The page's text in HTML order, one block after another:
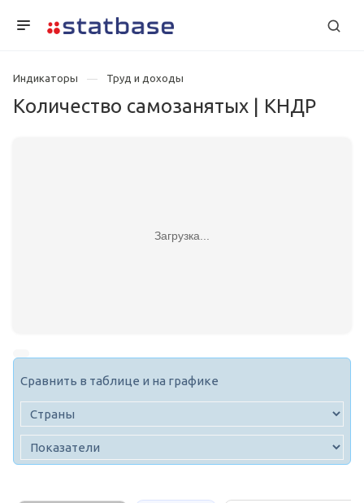
Индикаторы Труд и доходы
Количество самозанятых | КНДР
Загрузка...
Сравнить в таблице и на графике